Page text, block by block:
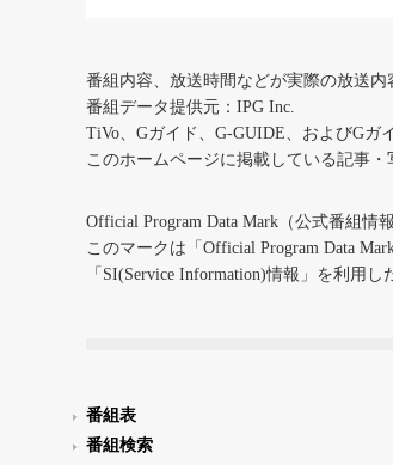
番組内容、放送時間などが実際の放送内
番組データ提供元：IPG Inc.
TiVo、Gガイド、G-GUIDE、およびGガ
このホームページに掲載している記事
Official Program Data Mark（公式番組情
このマークは「Official Program Data
「SI(Service Information)情報」を利用
番組表
番組検索